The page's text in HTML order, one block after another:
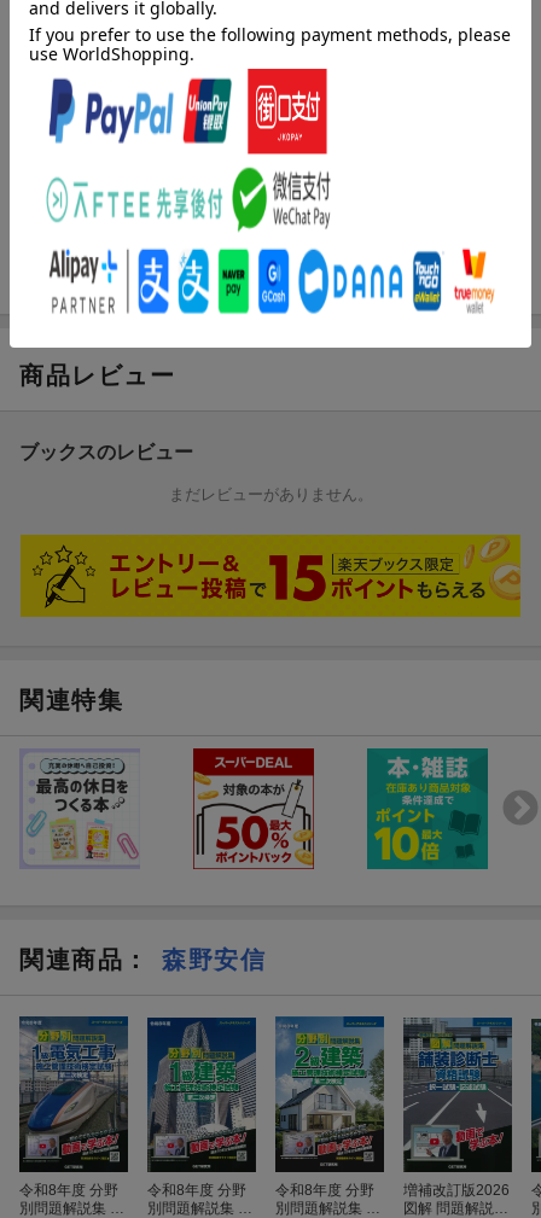
模試）第二巻／施工経験記述添削講座（読者限定の有料通信講
座））
著者情報（「BOOK」データベースより）
１９６３年京都大学卒業。１９６５年東京都入職。１９９１年建
設省中央建設業審議会専門委員。１９９８年東京都退職。１９９
９年ゲット研究所所長（本データはこの書籍が刊行された当時に
掲載されていたものです）
商品レビュー
ブックスのレビュー
まだレビューがありません。
関連特集
関連商品 ： 森野安信
令和8年度 分野
別問題解説集 1
令和8年度 分野
別問題解説集 1
令和8年度 分野
別問題解説集 2
増補改訂版2026
図解 問題解説集